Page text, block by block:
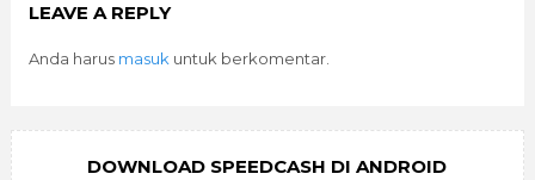
LEAVE A REPLY
Anda harus masuk untuk berkomentar.
DOWNLOAD SPEEDCASH DI ANDROID